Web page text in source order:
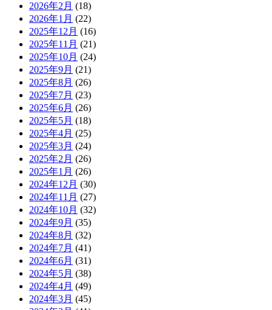
2026年2月 (18)
2026年1月 (22)
2025年12月 (16)
2025年11月 (21)
2025年10月 (24)
2025年9月 (21)
2025年8月 (26)
2025年7月 (23)
2025年6月 (26)
2025年5月 (18)
2025年4月 (25)
2025年3月 (24)
2025年2月 (26)
2025年1月 (26)
2024年12月 (30)
2024年11月 (27)
2024年10月 (32)
2024年9月 (35)
2024年8月 (32)
2024年7月 (41)
2024年6月 (31)
2024年5月 (38)
2024年4月 (49)
2024年3月 (45)